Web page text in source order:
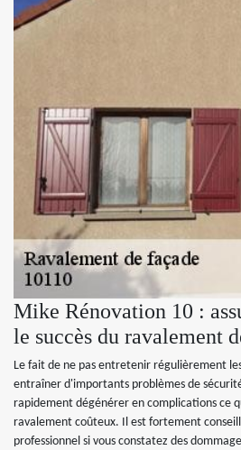
Mike Rénovation 10 :
le succès du ravalement
Le fait de ne pas entretenir régulièrement
entraîner d'importants problèmes de
rapidement dégénérer en complications ce
ravalement coûteux. Il est fortement
professionnel si vous constatez des